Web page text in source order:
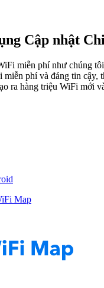
Cập nhật
miễn phí như chúng
phí và đáng tin cậy,
ra hàng triệu WiFi mới
Map